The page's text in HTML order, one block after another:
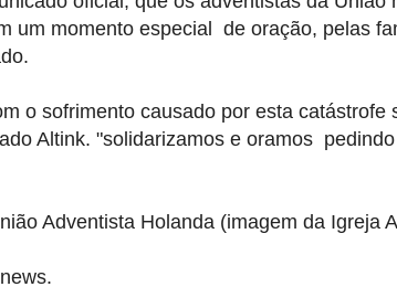
um momento especial de oração, pelas
o sofrimento causado por esta catástrofe
Altink. "solidarizamos e oramos
Adventista Holanda (imagem da Igreja
.